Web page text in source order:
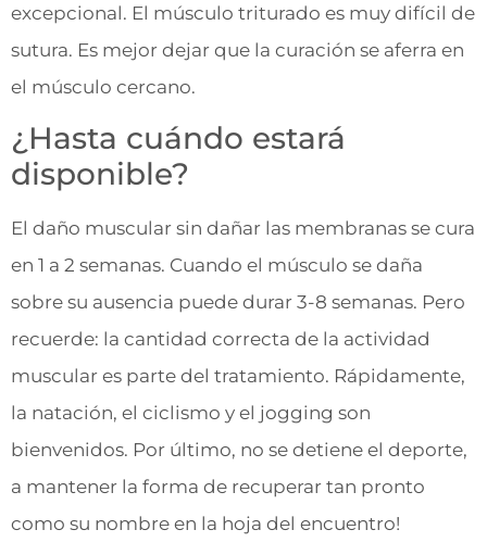
excepcional. El músculo triturado es muy difícil de
sutura. Es mejor dejar que la curación se aferra en
el músculo cercano.
¿Hasta cuándo estará
disponible?
El daño muscular sin dañar las membranas se cura
en 1 a 2 semanas. Cuando el músculo se daña
sobre su ausencia puede durar 3-8 semanas. Pero
recuerde: la cantidad correcta de la actividad
muscular es parte del tratamiento. Rápidamente,
la natación, el ciclismo y el jogging son
bienvenidos. Por último, no se detiene el deporte,
a mantener la forma de recuperar tan pronto
como su nombre en la hoja del encuentro!